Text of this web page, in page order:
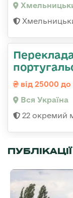
від 25000
Вся Україна
22 окремий
ПУБЛІКАЦІЇ